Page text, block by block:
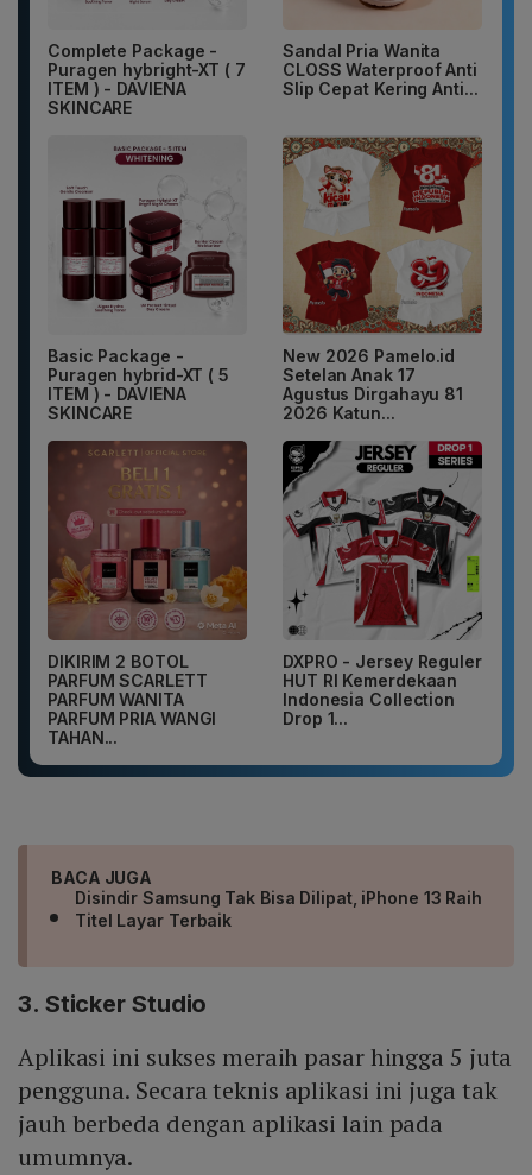
Complete Package -
Puragen hybright-XT ( 7
ITEM ) - DAVIENA
SKINCARE
Sandal Pria Wanita
CLOSS Waterproof Anti
Slip Cepat Kering Anti...
Basic Package -
Puragen hybrid-XT ( 5
ITEM ) - DAVIENA
SKINCARE
New 2026 Pamelo.id
Setelan Anak 17
Agustus Dirgahayu 81
2026 Katun...
DIKIRIM 2 BOTOL
PARFUM SCARLETT
PARFUM WANITA
PARFUM PRIA WANGI
TAHAN...
DXPRO - Jersey Reguler
HUT RI Kemerdekaan
Indonesia Collection
Drop 1...
BACA JUGA
Disindir Samsung Tak Bisa Dilipat, iPhone 13 Raih
Titel Layar Terbaik
3. Sticker Studio
Aplikasi ini sukses meraih pasar hingga 5 juta
pengguna. Secara teknis aplikasi ini juga tak
jauh berbeda dengan aplikasi lain pada
umumnya.